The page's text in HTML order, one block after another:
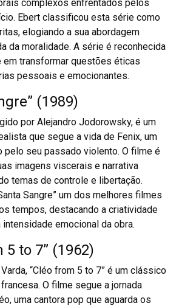
complexos enfrentados pelos
Ebert classificou esta série como
elogiando a sua abordagem
da moralidade. A série é reconhecida
em transformar questões éticas
pessoais e emocionantes.
(1989)
por Alejandro Jodorowsky, é um
que segue a vida de Fenix, um
pelo seu passado violento. O filme é
imagens viscerais e narrativa
temas de controle e libertação.
Sangre” um dos melhores filmes
tempos, destacando a criatividade
emocional da obra.
5 to 7” (1962)
“Cléo from 5 to 7” é um clássico
O filme segue a jornada
uma cantora pop que aguarda os